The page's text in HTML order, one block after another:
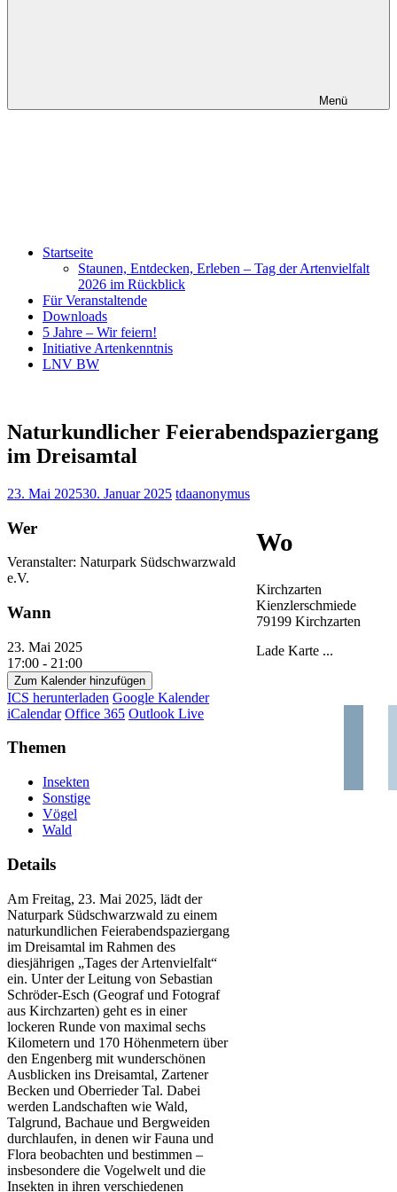
Menü
Startseite
Staunen, Entdecken, Erleben – Tag der Artenvielfalt
2026 im Rückblick
Für Veranstaltende
Downloads
5 Jahre – Wir feiern!
Initiative Artenkenntnis
LNV BW
Naturkundlicher Feierabendspaziergang
im Dreisamtal
23. Mai 202530. Januar 2025 tdaanonymus
Wer
Veranstalter: Naturpark Südschwarzwald
e.V.
Wann
23. Mai 2025
17:00 - 21:00
Zum Kalender hinzufügen
ICS herunterladen Google Kalender
iCalendar Office 365 Outlook Live
Themen
Insekten
Sonstige
Vögel
Wald
Details
Am Freitag, 23. Mai 2025, lädt der
Naturpark Südschwarzwald zu einem
naturkundlichen Feierabendspaziergang
im Dreisamtal im Rahmen des
diesjährigen „Tages der Artenvielfalt“
ein. Unter der Leitung von Sebastian
Schröder-Esch (Geograf und Fotograf
aus Kirchzarten) geht es in einer
lockeren Runde von maximal sechs
Kilometern und 170 Höhenmetern über
den Engenberg mit wunderschönen
Ausblicken ins Dreisamtal, Zartener
Becken und Oberrieder Tal. Dabei
werden Landschaften wie Wald,
Talgrund, Bachaue und Bergweiden
durchlaufen, in denen wir Fauna und
Flora beobachten und bestimmen –
insbesondere die Vogelwelt und die
Insekten in ihren verschiedenen
Wo
Kirchzarten
Kienzlerschmiede
79199 Kirchzarten
Lade Karte ...